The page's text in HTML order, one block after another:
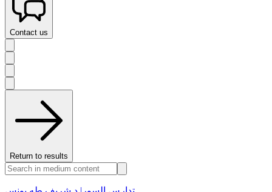
Contact us
Return to results